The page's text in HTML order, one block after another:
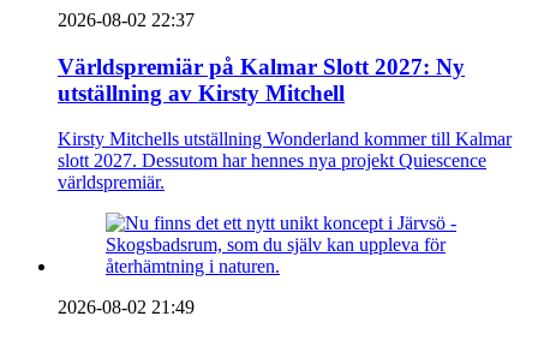
2026-08-02 22:37
Världspremiär på Kalmar Slott 2027: Ny
utställning av Kirsty Mitchell
Kirsty Mitchells utställning Wonderland kommer till Kalmar
slott 2027. Dessutom har hennes nya projekt Quiescence
världspremiär.
2026-08-02 21:49